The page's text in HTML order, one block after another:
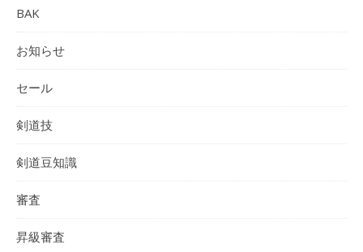
BAK
お知らせ
セール
剣道技
剣道豆知識
審査
昇級審査